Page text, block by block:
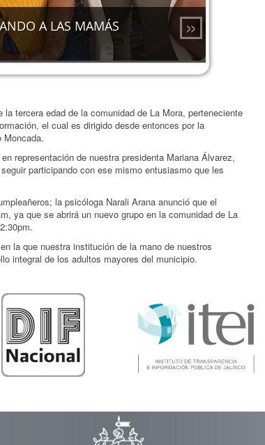
A LAS MAMÁS »
tercera edad de la comunidad de La Mora, perteneciente
el cual es dirigido desde entonces por la
Moncada.
representación de nuestra presidenta Mariana Álvarez,
participando con ese mismo entusiasmo que les
la psicóloga Narali Arana anunció que el
ya que se abrirá un nuevo grupo en la comunidad de La
la que nuestra institución de la mano de nuestros
integral de los adultos mayores del municipio.